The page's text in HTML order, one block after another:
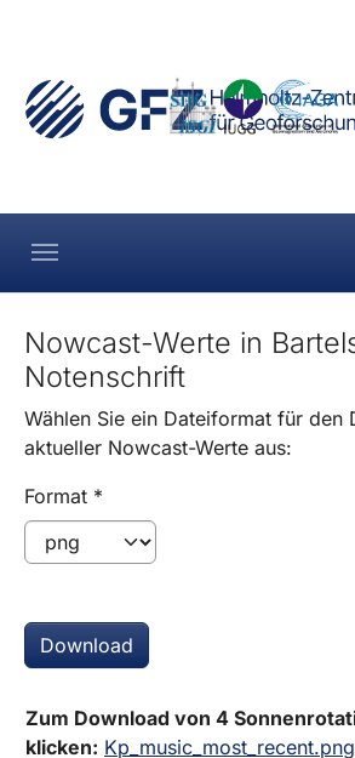
Nowcast-Werte in
Notenschrift
Wählen Sie ein Dateiformat für den
aktueller Nowcast-Werte aus:
Format *
Download
Zum Download von 4
klicken: Kp_music_most_recent.png